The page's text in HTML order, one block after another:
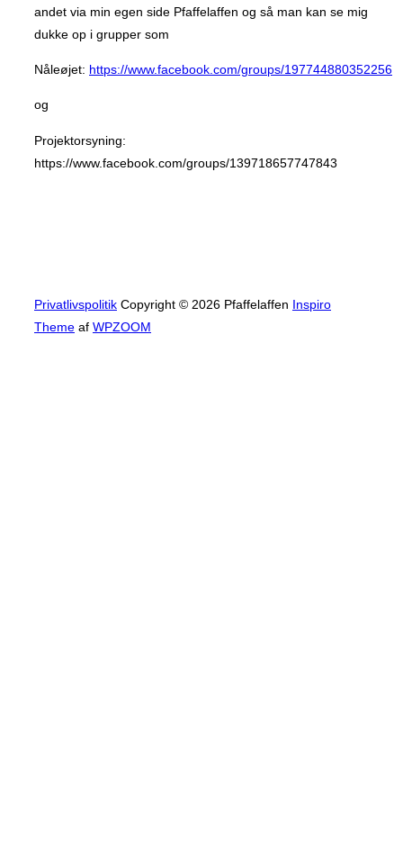
andet via min egen side Pfaffelaffen og så man kan se mig
dukke op i grupper som
Nåleøjet: https://www.facebook.com/groups/197744880352256
og
Projektorsyning:
https://www.facebook.com/groups/139718657747843
Privatlivspolitik Copyright © 2026 Pfaffelaffen Inspiro
Theme af WPZOOM